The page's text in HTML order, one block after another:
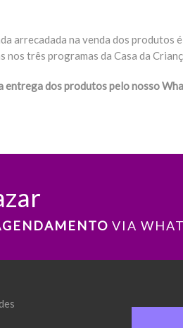
arrecadada na venda dos produtos
nos três programas da Casa da
entrega dos produtos pelo nosso
VIA